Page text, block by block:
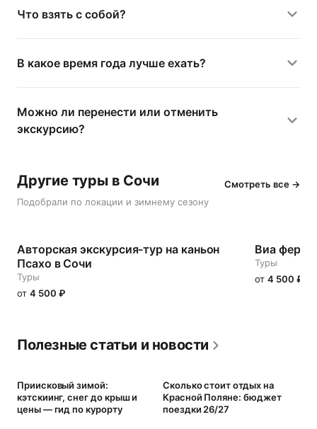
Что взять с собой?
В какое время года лучше ехать?
Можно ли перенести или отменить
экскурсию?
Другие туры в Сочи
Подобрали по локации и зимнему сезону
Смотреть все →
Авторская экскурсия-тур на каньон
Псахо в Сочи
Туры
от 4 500 ₽
Виа
Туры
от 4 500 ₽
Полезные статьи и новости
Приисковый зимой:
кэтскиинг, снег до крыш и
цены — гид по курорту
Сколько стоит отдых на
Красной Поляне: бюджет
поездки 26/27